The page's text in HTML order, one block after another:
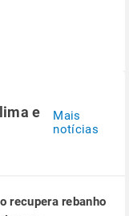
e
Mais
notícias
recupera rebanho